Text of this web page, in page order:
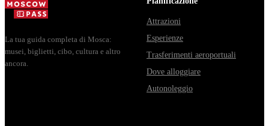
La tua guida completa di Mosca:
musei, biglietti, cibo, cultura e altro
ancora.
Attrazioni
Esperienze
Trasferimenti aeroportuali
Dove alloggiare
Autonoleggio